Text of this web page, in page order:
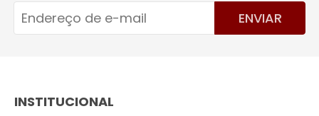
ENVIAR
INSTITUCIONAL